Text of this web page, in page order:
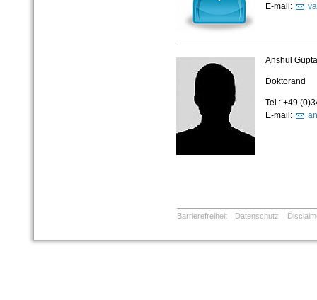
E-mail:
Anshul Gupta
Doktorand
Tel.: +49
E-mail:
Barrierefreiheit Datenschutz